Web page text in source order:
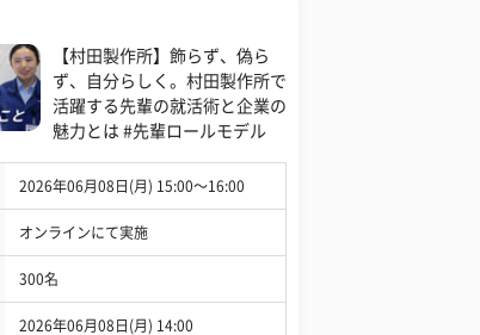
【村田製作所】飾らず、偽ら
ず、自分らしく。村田製作所で
活躍する先輩の就活術と企業の
魅力とは #先輩ロールモデル
2026年06月08日(月) 15:00〜16:00
オンラインにて実施
300名
2026年06月08日(月) 14:00